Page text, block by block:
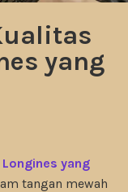
yang
yang
tangan mewah